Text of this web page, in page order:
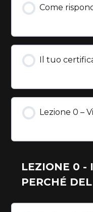
Come
Il tuo
Lezione 0 –
LEZIONE 0 -
PERCHÉ